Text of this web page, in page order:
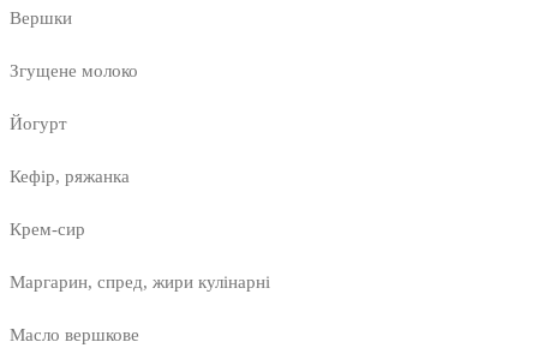
Вершки
Згущене молоко
Йогурт
Кефір, ряжанка
Крем-сир
Маргарин, спред, жири кулінарні
Масло вершкове